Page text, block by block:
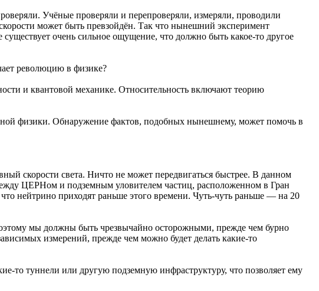
Учёные проверяли и перепроверяли, измеряли, проводили
может быть превзойдён. Так что нынешний эксперимент
очень сильное ощущение, что должно быть какое-то другое
революцию в физике?
и квантовой механике. Относительность включают теорию
физики. Обнаружение фактов, подобных нынешнему, может помочь в
скорости света. Ничто не может передвигаться быстрее. В данном
ЦЕРНом и подземным уловителем частиц, расположенном в Гран
нейтрино приходят раньше этого времени. Чуть-чуть раньше — на 20
мы должны быть чрезвычайно осторожными, прежде чем бурно
измерений, прежде чем можно будет делать какие-то
то туннели или другую подземную инфраструктуру, что позволяет ему